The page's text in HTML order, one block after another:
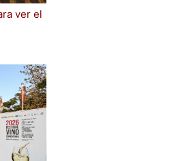
ver el